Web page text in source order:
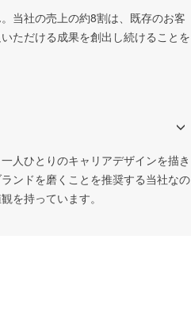
当社の売上の約8割は、既存のお客
ただける成果を創出し続けることを
人ひとりのキャリアデザインを描き
ンドを磨くことを推奨する当社なの
を持っています。